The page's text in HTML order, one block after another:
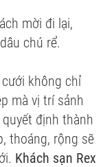
mời đi lại,
chú rể.
không chỉ
mà vị trí sảnh
định thành
thoáng, rộng sẽ
Khách sạn Rex